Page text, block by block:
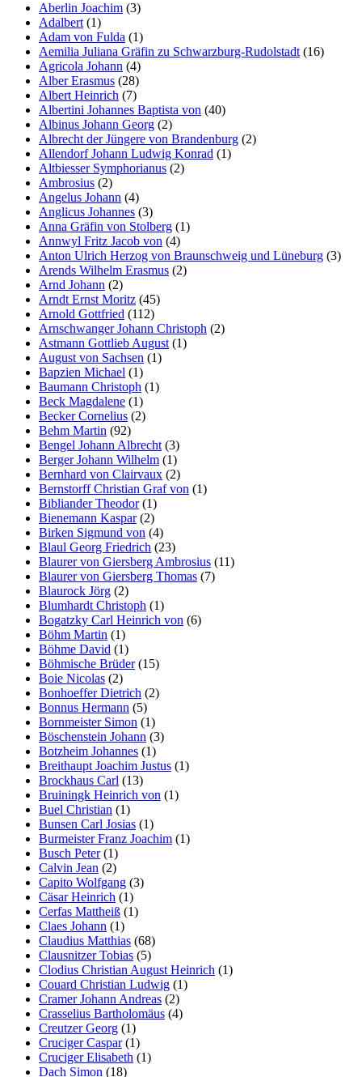
Aberlin Joachim (3)
Adalbert (1)
Adam von Fulda (1)
Aemilia Juliana Gräfin zu Schwarzburg-Rudolstadt (16)
Agricola Johann (4)
Alber Erasmus (28)
Albert Heinrich (7)
Albertini Johannes Baptista von (40)
Albinus Johann Georg (2)
Albrecht der Jüngere von Brandenburg (2)
Allendorf Johann Ludwig Konrad (1)
Altbiesser Symphorianus (2)
Ambrosius (2)
Angelus Johann (4)
Anglicus Johannes (3)
Anna Gräfin von Stolberg (1)
Annwyl Fritz Jacob von (4)
Anton Ulrich Herzog von Braunschweig und Lüneburg (3)
Arends Wilhelm Erasmus (2)
Arnd Johann (2)
Arndt Ernst Moritz (45)
Arnold Gottfried (112)
Arnschwanger Johann Christoph (2)
Astmann Gottlieb August (1)
August von Sachsen (1)
Bapzien Michael (1)
Baumann Christoph (1)
Beck Magdalene (1)
Becker Cornelius (2)
Behm Martin (92)
Bengel Johann Albrecht (3)
Berger Johann Wilhelm (1)
Bernhard von Clairvaux (2)
Bernstorff Christian Graf von (1)
Bibliander Theodor(1)
Bienemann Kaspar(2)
Birken Sigmund von (4)
Blaul Georg Friedrich (23)
Blaurer von Giersberg Ambrosius (11)
Blaurer von Giersberg Thomas (7)
Blaurock Jörg (2)
Blumhardt Christoph (1)
Bogatzky Carl Heinrich von (6)
Böhm Martin (1)
Böhme David (1)
Böhmische Brüder(15)
Boie Nicolas (2)
Bonhoeffer Dietrich (2)
Bonnus Hermann (5)
Bornmeister Simon (1)
Böschenstein Johann (3)
Botzheim Johannes (1)
Breithaupt Joachim Justus (1)
Brockhaus Carl (13)
Bruiningk Heinrich von (1)
Buel Christian (1)
Bunsen Carl Josias (1)
Burmeister Franz Joachim (1)
Busch Peter(1)
Calvin Jean (2)
Capito Wolfgang (3)
Cäsar Heinrich (1)
Cerfas Mattheiß (1)
Claes Johann (1)
Claudius Matthias (68)
Clausnitzer Tobias (5)
Clodius Christian August Heinrich (1)
Couard Christian Ludwig (1)
Cramer Johann Andreas (2)
Crasselius Bartholomäus (4)
Creutzer Georg (1)
Cruciger Caspar(1)
Cruciger Elisabeth (1)
Dach Simon (18)